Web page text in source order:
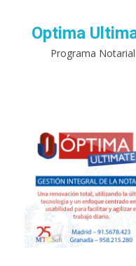
Optima
Programa Notarial